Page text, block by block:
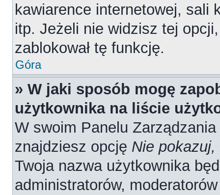
kawiarence internetowej, sali
itp. Jeżeli nie widzisz tej
zablokował tę funkcję.
Góra
» W jaki sposób mogę
użytkownika na liście
W swoim Panelu
znajdziesz opcję Nie
Twoja nazwa użytkownika
administratorów,